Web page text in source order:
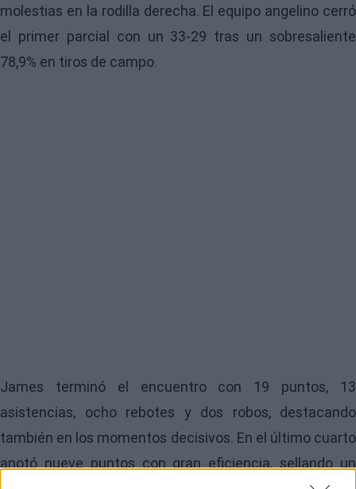
molestias en la rodilla derecha. El equipo angelino cerró
el primer parcial con un 33-29 tras un sobresaliente
78,9% en tiros de campo.
James terminó el encuentro con 19 puntos, 13
asistencias, ocho rebotes y dos robos, destacando
también en los momentos decisivos. En el último cuarto
anotó nueve puntos con gran eficiencia, sellando un